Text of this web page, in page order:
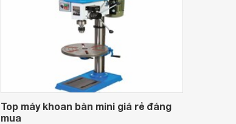
Top máy khoan bàn mini giá rẻ đáng
mua